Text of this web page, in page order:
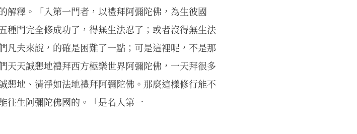
解釋。「入第一門者，以禮拜阿彌陀佛，為生彼國
種門完全修成功了，得無生法忍了；或者沒得無生法
凡夫來說，的確是困難了一點；可是這裡呢，不是那
天天誠懇地禮拜西方極樂世界阿彌陀佛，一天拜很多
懇地、清淨如法地禮拜阿彌陀佛。那麼這樣修行能不
往生阿彌陀佛國的。「是名入第一